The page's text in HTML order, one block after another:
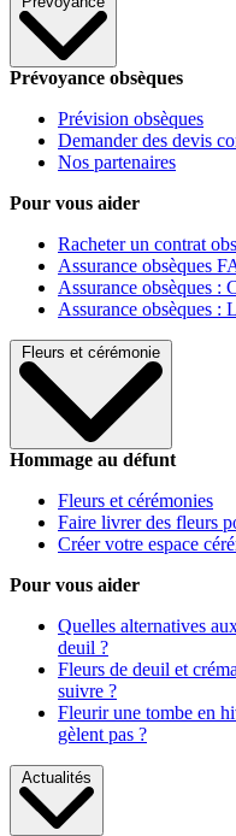
Prévoyance obsèques
Prévision obsèques
Demander des devis
Nos partenaires
Pour vous aider
Racheter un contrat
Assurance obsèques
Assurance obsèques
Assurance obsèques :
Fleurs et cérémonie
Hommage au défunt
Fleurs et cérémonies
Faire livrer des fleurs
Créer votre espace
Pour vous aider
Quelles alternatives
deuil ?
Fleurs de deuil et
suivre ?
Fleurir une tombe en
gèlent pas ?
Actualités